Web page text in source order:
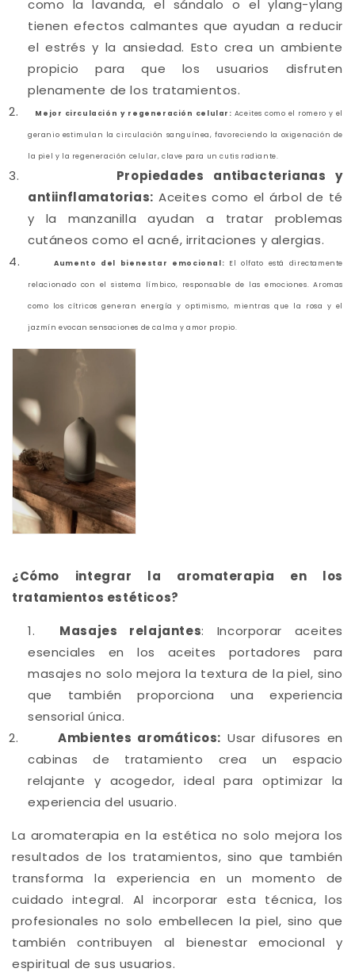
como la lavanda, el sándalo o el ylang-ylang
tienen efectos calmantes que ayudan a reducir
el estrés y la ansiedad. Esto crea un ambiente
propicio para que los usuarios disfruten
plenamente de los tratamientos.
Mejor circulación y regeneración celular: Aceites como el romero y el
geranio estimulan la circulación sanguínea, favoreciendo la oxigenación de
la piel y la regeneración celular, clave para un cutis radiante.
Propiedades antibacterianas y
antiinflamatorias: Aceites como el árbol de té
y la manzanilla ayudan a tratar problemas
cutáneos como el acné, irritaciones y alergias.
Aumento del bienestar emocional: El olfato está directamente
relacionado con el sistema límbico, responsable de las emociones. Aromas
como los cítricos generan energía y optimismo, mientras que la rosa y el
jazmín evocan sensaciones de calma y amor propio.
¿Cómo integrar la aromaterapia en los
tratamientos estéticos?
Masajes relajantes: Incorporar aceites
esenciales en los aceites portadores para
masajes no solo mejora la textura de la piel, sino
que también proporciona una experiencia
sensorial única.
Ambientes aromáticos: Usar difusores en
cabinas de tratamiento crea un espacio
relajante y acogedor, ideal para optimizar la
experiencia del usuario.
La aromaterapia en la estética no solo mejora los
resultados de los tratamientos, sino que también
transforma la experiencia en un momento de
cuidado integral. Al incorporar esta técnica, los
profesionales no solo embellecen la piel, sino que
también contribuyen al bienestar emocional y
espiritual de sus usuarios.